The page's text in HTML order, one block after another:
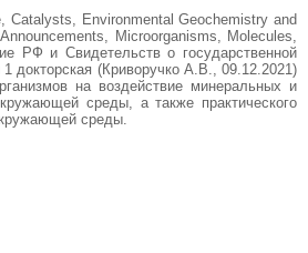
Catalysts, Environmental Geochemistry and
Microorganisms, Molecules,
РФ и Свидетельств о государственной
(Криворучко А.В., 09.12.2021)
на воздействие минеральных и
среды, а также практического
среды.